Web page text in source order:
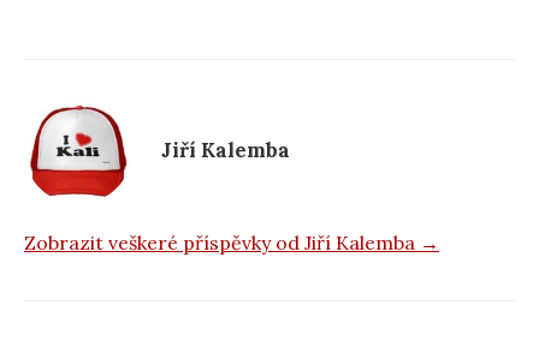
o
k Jiří Kalemba
Zobrazit veškeré příspěvky od Jiří Kalemba →